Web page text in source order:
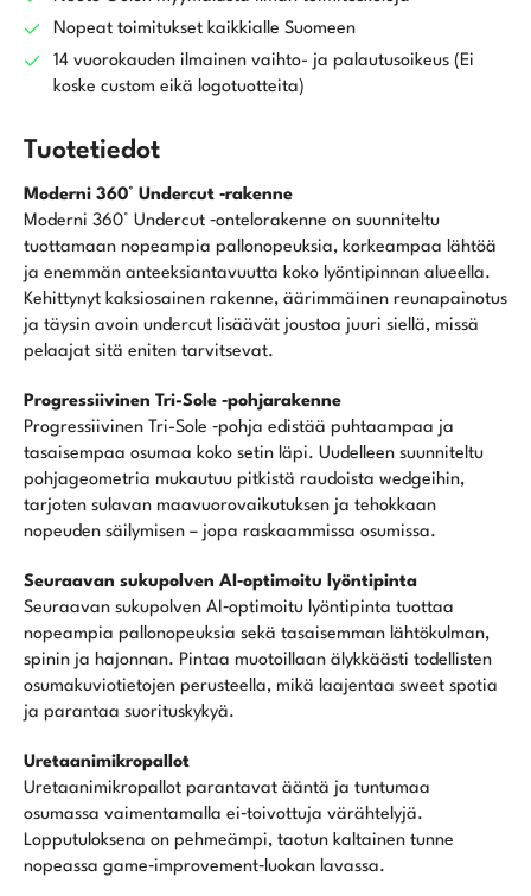
Grafiittivarsilla
määrä
Nopeat toimitukset kaikkialle Suomeen
14 vuorokauden ilmainen vaihto- ja palautusoikeus (Ei
koske custom eikä logotuotteita)
Tuotetiedot
Moderni 360° Undercut ‑rakenne
Moderni 360° Undercut ‑ontelorakenne on suunniteltu
tuottamaan nopeampia pallonopeuksia, korkeampaa lähtöä
ja enemmän anteeksiantavuutta koko lyöntipinnan alueella.
Kehittynyt kaksiosainen rakenne, äärimmäinen reunapainotus
ja täysin avoin undercut lisäävät joustoa juuri siellä, missä
pelaajat sitä eniten tarvitsevat.
Progressiivinen Tri-Sole ‑pohjarakenne
Progressiivinen Tri-Sole ‑pohja edistää puhtaampaa ja
tasaisempaa osumaa koko setin läpi. Uudelleen suunniteltu
pohjageometria mukautuu pitkistä raudoista wedgeihin,
tarjoten sulavan maavuorovaikutuksen ja tehokkaan
nopeuden säilymisen – jopa raskaammissa osumissa.
Seuraavan sukupolven AI‑optimoitu lyöntipinta
Seuraavan sukupolven AI‑optimoitu lyöntipinta tuottaa
nopeampia pallonopeuksia sekä tasaisemman lähtökulman,
spinin ja hajonnan. Pintaa muotoillaan älykkäästi todellisten
osumakuviotietojen perusteella, mikä laajentaa sweet spotia
ja parantaa suorituskykyä.
Uretaanimikropallot
Uretaanimikropallot parantavat ääntä ja tuntumaa
osumassa vaimentamalla ei‑toivottuja värähtelyjä.
Lopputuloksena on pehmeämpi, taotun kaltainen tunne
nopeassa game‑improvement‑luokan lavassa.